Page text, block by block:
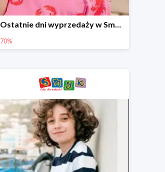
Ostatnie dni wyprzedaży w Smyku - ubrania i buty do -70%
70%